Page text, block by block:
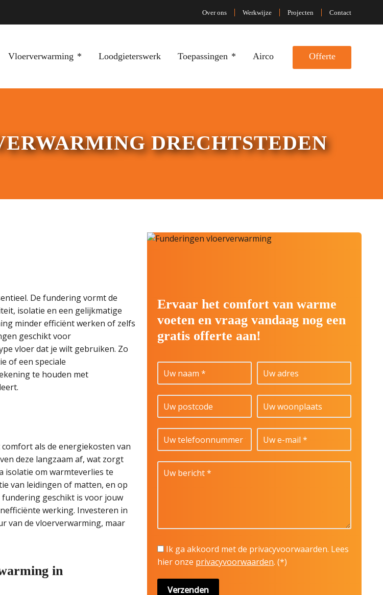
Over ons Werkwijze Projecten Contact
Vloerverwarming Loodgieterswerk Toepassingen Airco Offerte
DRECHTSTEDEN
De fundering vormt de
isolatie en een gelijkmatige
minder efficiënt werken of zelfs
geschikt voor
vloer dat je wilt gebruiken. Zo
of een speciale
te houden met
als de energiekosten van
deze langzaam af, wat zorgt
isolatie om warmteverlies te
van leidingen of matten, en op
geschikt is voor jouw
werking. Investeren in
van de vloerverwarming, maar
in
Ervaar het comfort van warme
voeten en vraag vandaag nog een
gratis offerte aan!
Ik ga akkoord met de privacyvoorwaarden. Lees
hier onze privacyvoorwaarden. (*)